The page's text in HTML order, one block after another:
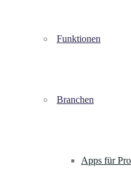
Funktionen
Branchen
Apps für